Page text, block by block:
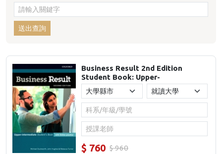
送出查詢
Business Result 2nd Edition
Student Book: Upper-
Intermediate (with Online
Practice)
$ 760 $ 960